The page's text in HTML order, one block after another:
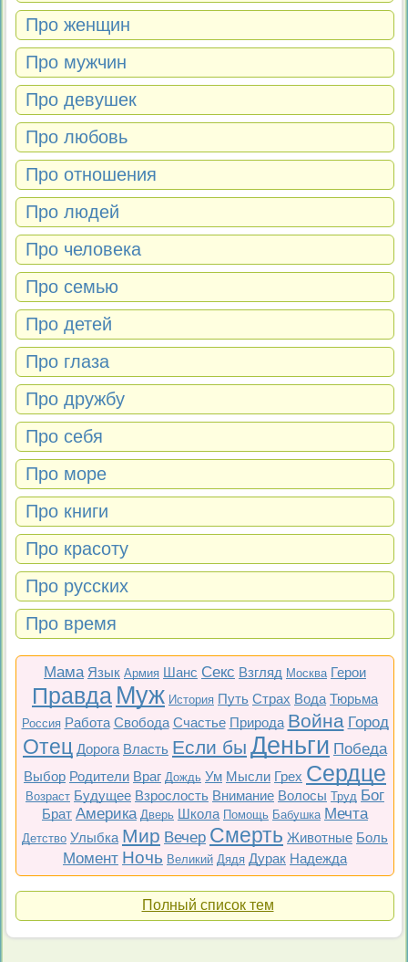
Про женщин
Про мужчин
Про девушек
Про любовь
Про отношения
Про людей
Про человека
Про семью
Про детей
Про глаза
Про дружбу
Про себя
Про море
Про книги
Про красоту
Про русских
Про время
Мама Язык Армия Шанс Секс Взгляд Москва Герои
Правда Муж История Путь Страх Вода Тюрьма
Россия Работа Свобода Счастье Природа Война Город
Отец Дорога Власть Если бы Деньги Победа
Выбор Родители Враг Дождь Ум Мысли Грех Сердце
Возраст Будущее Взрослость Внимание Волосы Труд Бог
Брат Америка Дверь Школа Помощь Бабушка Мечта
Детство Улыбка Мир Вечер Смерть Животные Боль
Момент Ночь Великий Дядя Дурак Надежда
Полный список тем